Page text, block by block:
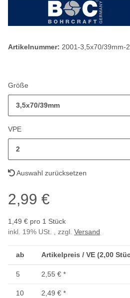
Artikelnummer: 2001-3,5x70/39mm-2
Größe
3,5x70/39mm
VPE
2
Auswahl zurücksetzen
2,99 €
1,49 € pro 1 Stück
inkl. 19% USt. , zzgl. Versand
ab Artikelpreis / VE (2,00
5 2,55 € *
10 2,49 € *